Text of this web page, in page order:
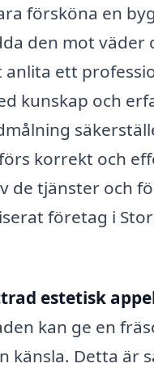
försköna en
den mot väder
anlita ett
kunskap och
korrekt och
de tjänster och
företag i
estetisk
kan ge en
känsla. Detta är